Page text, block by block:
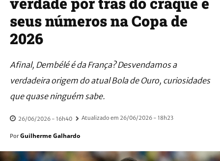
seus números na Copa de
2026
Afinal, Dembélé é da França? Desvendamos a
verdadeira origem do atual Bola de Ouro, curiosidades
que quase ninguém sabe.
26/06/2026 - 16h40 Atualizado em 26/06/2026 - 18h23
Por Guilherme Galhardo